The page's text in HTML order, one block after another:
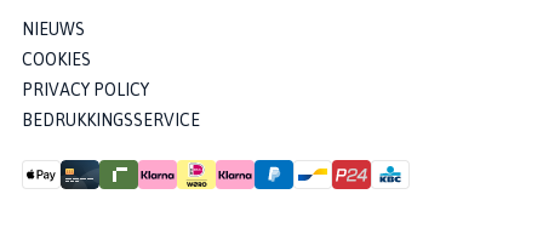
NIEUWS
COOKIES
PRIVACY POLICY
BEDRUKKINGSSERVICE